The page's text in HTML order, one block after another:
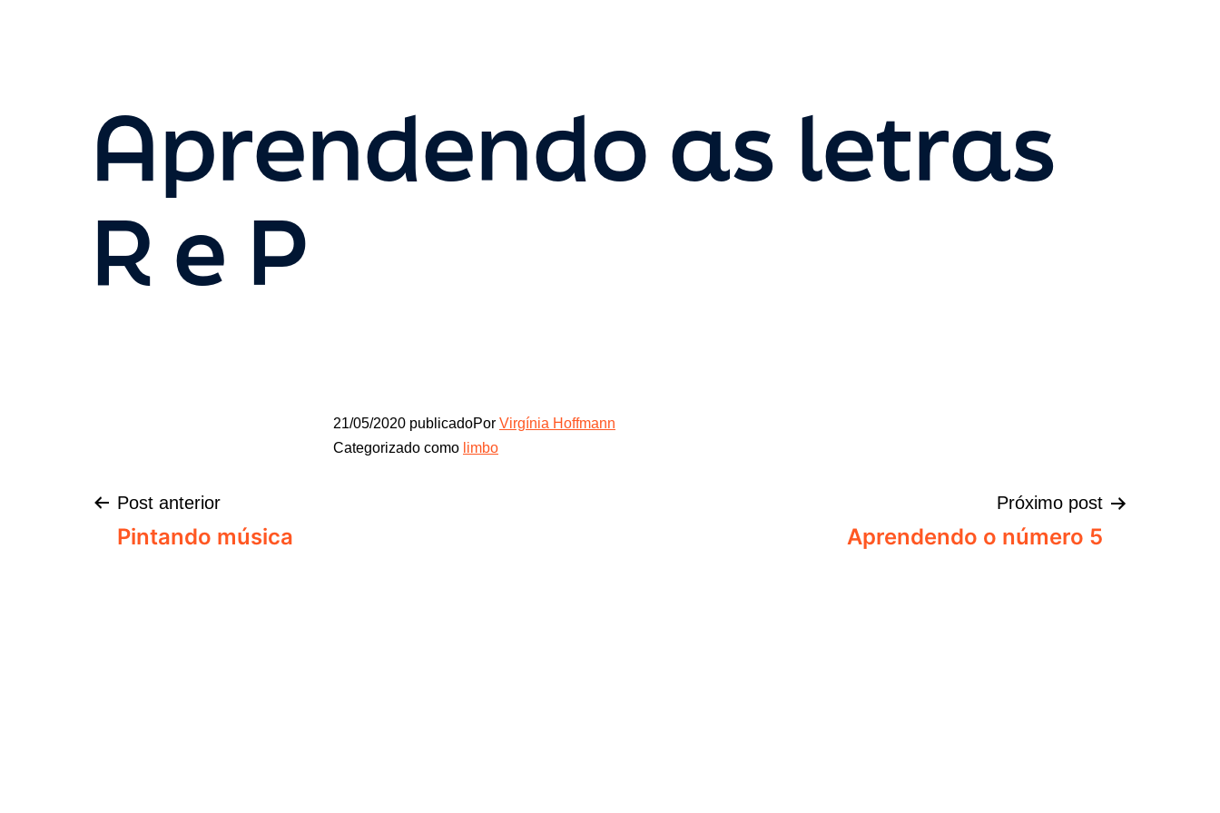
Aprendendo as letras
R e P
21/05/2020 publicadoPor Virgínia Hoffmann
Categorizado como limbo
Post anterior
Pintando música
Próximo post
Aprendendo o número 5